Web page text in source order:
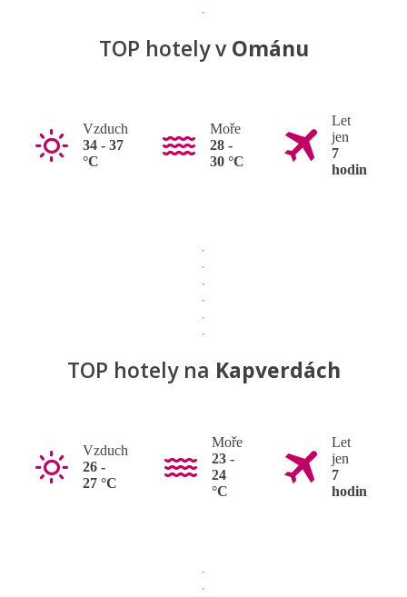
TOP hotely v Ománu
Vzduch
34 - 37
°C
Moře
28 -
30 °C
Let
jen
7
hodin
TOP hotely na Kapverdách
Vzduch
26 -
27 °C
Moře
23 -
24
°C
Let
jen
7
hodin